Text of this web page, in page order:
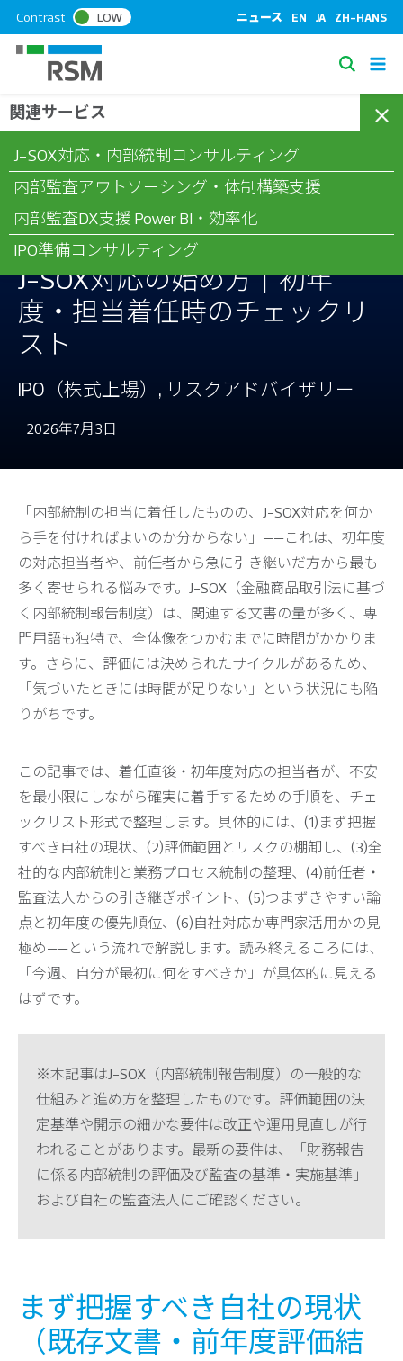
k
Contrast LOW ニュース EN JA ZH-HANS
S
c
ホーム/コラム
J-SOX対応の始め方｜初年
度・担当着任時のチェックリスト
J-SOX対応の始め方｜初年
度・担当着任時のチェックリ
スト
IPO（株式上場）, リスクアドバイザリー
2026年7月3日
「内部統制の担当に着任したものの、J-SOX対応を何か
ら手を付ければよいのか分からない」——これは、初年度
の対応担当者や、前任者から急に引き継いだ方から最も
多く寄せられる悩みです。J-SOX（金融商品取引法に基づ
く内部統制報告制度）は、関連する文書の量が多く、専
門用語も独特で、全体像をつかむまでに時間がかかりま
す。さらに、評価には決められたサイクルがあるため、
「気づいたときには時間が足りない」という状況にも陥
りがちです。
この記事では、着任直後・初年度対応の担当者が、不安
を最小限にしながら確実に着手するための手順を、チェ
ックリスト形式で整理します。具体的には、(1)まず把握
すべき自社の現状、(2)評価範囲とリスクの棚卸し、(3)全
社的な内部統制と業務プロセス統制の整理、(4)前任者・
監査法人からの引き継ぎポイント、(5)つまずきやすい論
点と初年度の優先順位、(6)自社対応か専門家活用かの見
極め——という流れで解説します。読み終えるころには、
「今週、自分が最初に何をすべきか」が具体的に見える
はずです。
※本記事はJ-SOX（内部統制報告制度）の一般的な
仕組みと進め方を整理したものです。評価範囲の決
定基準や開示の細かな要件は改正や運用見直しが行
われることがあります。最新の要件は、「財務報告
に係る内部統制の評価及び監査の基準・実施基準」
および自社の監査法人にご確認ください。
まず把握すべき自社の現状
（既存文書・前年度評価結
関連サービス
J-SOX対応・内部統制コンサルティング
内部監査アウトソーシング・体制構築支援
内部監査DX支援 Power BI・効率化
IPO準備コンサルティング